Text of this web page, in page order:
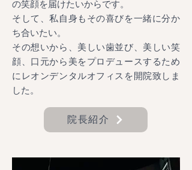
の笑顔を届けたいからです。
そして、私自身もその喜びを一緒に分か
ち合いたい。
その想いから、美しい歯並び、美しい笑
顔、口元から美をプロデュースするため
にレオンデンタルオフィスを開院致しま
した。
院長紹介